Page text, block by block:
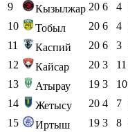
9
Кызылжар 20 6 4
10
Тобыл 20 6 4
11
Каспий 20 6 3
12
Кайсар 20 3 11
13
Атырау 19 3 10
14
Жетысу 20 4 7
15
Иртыш 19 3 8